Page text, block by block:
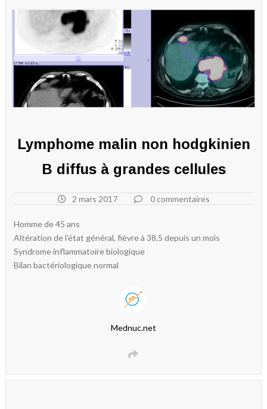
Lymphome malin non hodgkinien
B diffus à grandes cellules
2 mars 2017 0 commentaires
Homme de 45 ans
Altération de l’état général, fièvre à 38,5 depuis un mois
Syndrome inflammatoire biologique
Bilan bactériologique normal
Mednuc.net